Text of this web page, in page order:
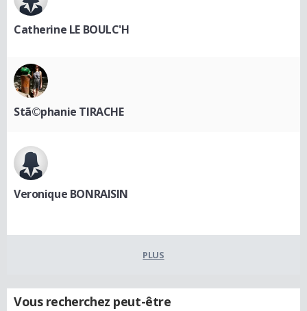
Catherine LE BOULC'H
Stã©phanie TIRACHE
Veronique BONRAISIN
PLUS
Vous recherchez peut-être